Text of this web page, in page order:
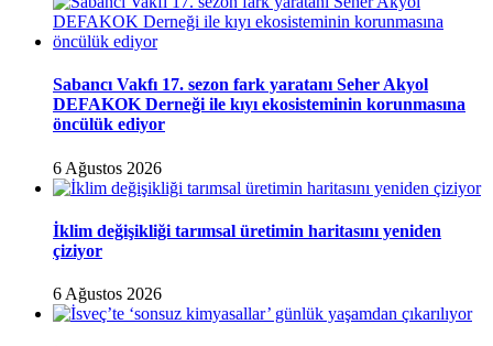
Sabancı Vakfı 17. sezon fark yaratanı Seher Akyol
DEFAKOK Derneği ile kıyı ekosisteminin korunmasına
öncülük ediyor
6 Ağustos 2026
İklim değişikliği tarımsal üretimin haritasını yeniden
çiziyor
6 Ağustos 2026